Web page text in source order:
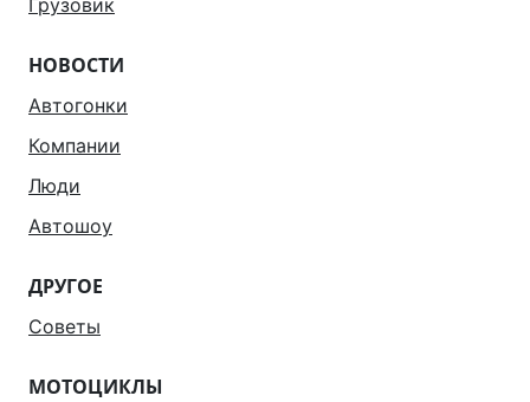
НОВОСТИ
Автогонки
Компании
Люди
Автошоу
ДРУГОЕ
Советы
МОТОЦИКЛЫ